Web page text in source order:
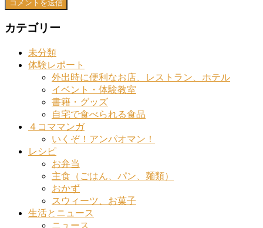
カテゴリー
未分類
体験レポート
外出時に便利なお店、レストラン、ホテル
イベント・体験教室
書籍・グッズ
自宅で食べられる食品
４コママンガ
いくぞ！アンパオマン！
レシピ
お弁当
主食（ごはん、パン、麺類）
おかず
スウィーツ、お菓子
生活とニュース
ニュース